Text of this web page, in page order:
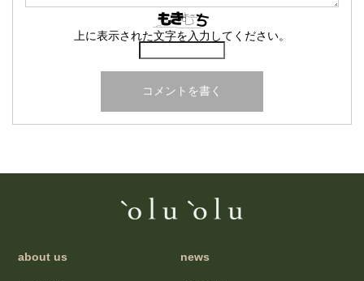
上に表示された文字を入力してください。
about us news